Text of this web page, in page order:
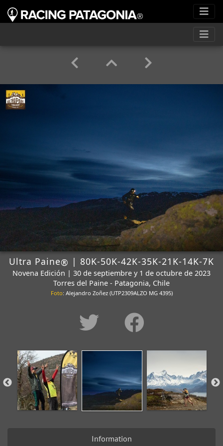
Ultra Paine® | 80K-50K-42K-35K-21K-14K-7K
Novena Edición | 30 de septiembre y 1 de octubre de 2023
Torres del Paine - Patagonia, Chile
Foto: Alejandro Zoñez (UTP2309ALZO MG 4395)
Information